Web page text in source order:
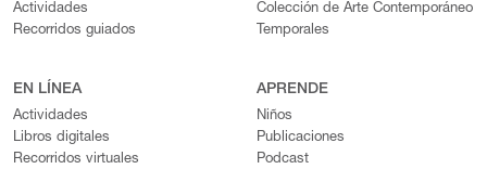
Actividades
Recorridos guiados
Colección de Arte Contemporáneo
Temporales
EN LÍNEA
Actividades
Libros digitales
Recorridos virtuales
APRENDE
Niños
Publicaciones
Podcast